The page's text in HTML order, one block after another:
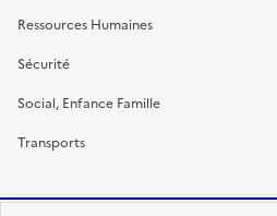
Ressources Humaines
Sécurité
Social, Enfance Famille
Transports